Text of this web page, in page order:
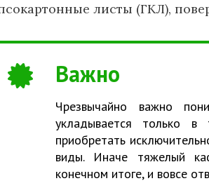
листы (ГКЛ),
Важно
Чрезвычайно важно
укладывается только в
приобретать
виды. Иначе тяжелый
конечном итоге, и вовсе